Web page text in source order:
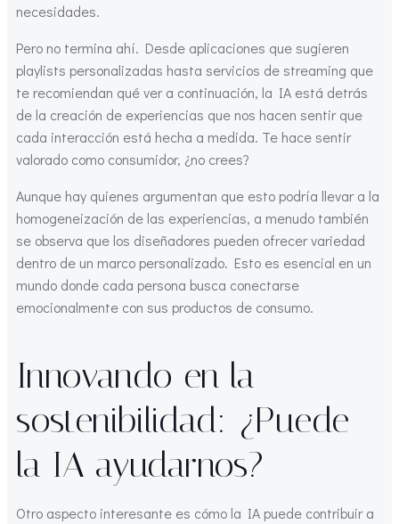
necesidades.
Pero no termina ahí. Desde aplicaciones que sugieren
playlists personalizadas hasta servicios de streaming que
te recomiendan qué ver a continuación, la IA está detrás
de la creación de experiencias que nos hacen sentir que
cada interacción está hecha a medida. Te hace sentir
valorado como consumidor, ¿no crees?
Aunque hay quienes argumentan que esto podría llevar a la
homogeneización de las experiencias, a menudo también
se observa que los diseñadores pueden ofrecer variedad
dentro de un marco personalizado. Esto es esencial en un
mundo donde cada persona busca conectarse
emocionalmente con sus productos de consumo.
Innovando en la
sostenibilidad: ¿Puede
la IA ayudarnos?
Otro aspecto interesante es cómo la IA puede contribuir a